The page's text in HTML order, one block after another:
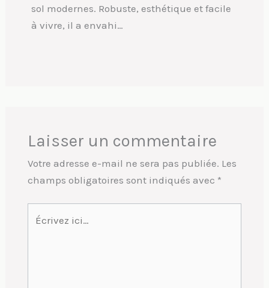
sol modernes. Robuste, esthétique et facile
à vivre, il a envahi…
Laisser un commentaire
Votre adresse e-mail ne sera pas publiée. Les
champs obligatoires sont indiqués avec *